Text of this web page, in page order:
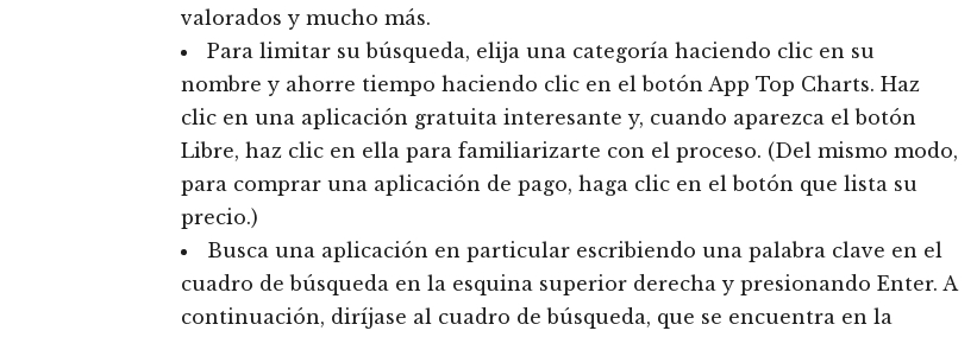
valorados y mucho más.
Para limitar su búsqueda, elija una categoría haciendo clic en su
nombre y ahorre tiempo haciendo clic en el botón App Top Charts. Haz
clic en una aplicación gratuita interesante y, cuando aparezca el botón
Libre, haz clic en ella para familiarizarte con el proceso. (Del mismo modo,
para comprar una aplicación de pago, haga clic en el botón que lista su
precio.)
Busca una aplicación en particular escribiendo una palabra clave en el
cuadro de búsqueda en la esquina superior derecha y presionando Enter. A
continuación, diríjase al cuadro de búsqueda, que se encuentra en la